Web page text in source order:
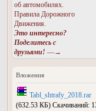
об автомобилях.
Правила Дорожного
Движения.
Это интересно?
Поделитесь с
друзьями! —→
Вложения
Tabl_shtrafy_2018.rar
(632.53 КБ) Скачиваний: